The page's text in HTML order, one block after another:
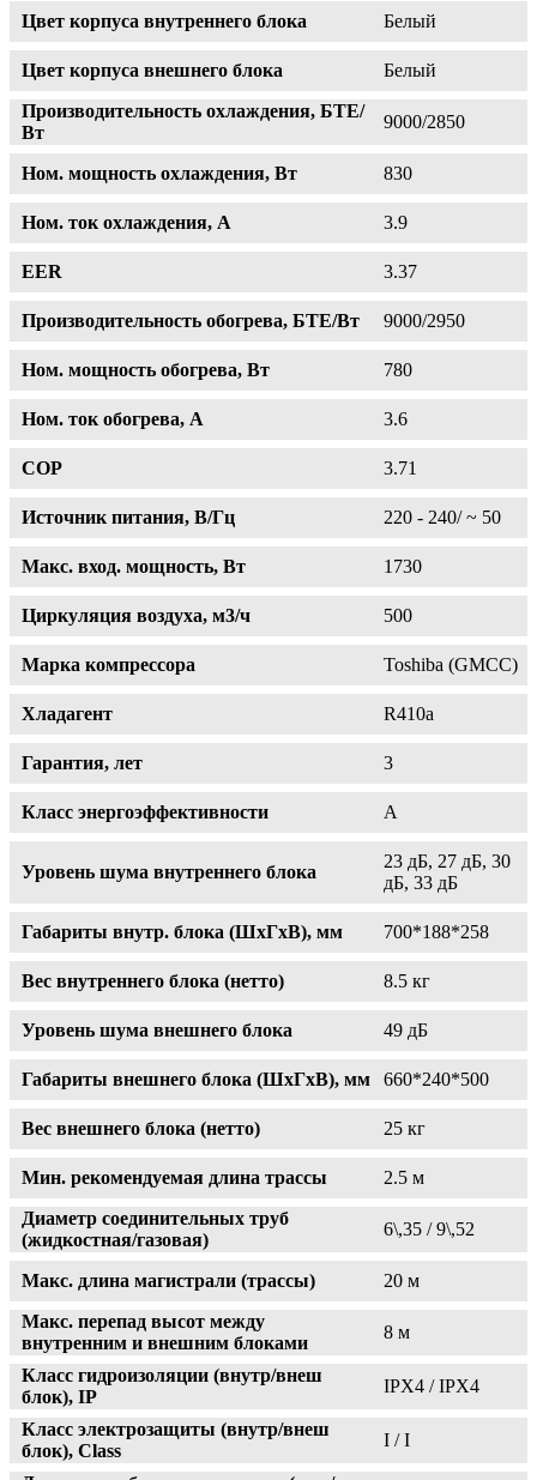
Цвет корпуса внутреннего блока Белый
Цвет корпуса внешнего блока
Белый
Производительность охлаждения, БТЕ/
Вт
9000/2850
Ном. мощность охлаждения, Вт 830
Ном. ток охлаждения, А 3.9
EER 3.37
Производительность обогрева, БТЕ/Вт 9000/2950
Ном. мощность обогрева, Вт 780
Ном. ток обогрева, А 3.6
COP 3.71
Источник питания, В/Гц 220 - 240/ ~ 50
Макс. вход. мощность, Вт 1730
Циркуляция воздуха, м3/ч 500
Марка компрессора Toshiba (GMCC)
Хладагент R410a
Гарантия, лет 3
Класс энергоэффективности A
Уровень шума внутреннего блока
23 дБ, 27 дБ, 30
дБ, 33 дБ
Габариты внутр. блока (ШxГxВ), мм 700*188*258
Вес внутреннего блока (нетто) 8.5 кг
Уровень шума внешнего блока 49 дБ
Габариты внешнего блока (ШxГxВ), мм 660*240*500
Вес внешнего блока (нетто) 25 кг
Мин. рекомендуемая длина трассы
2.5 м
Диаметр соединительных труб
(жидкостная/газовая)
6\,35 / 9\,52
Макс. длина магистрали (трассы)
20 м
Макс. перепад высот между
внутренним и внешним блоками
8 м
Класс гидроизоляции (внутр/внеш
блок), IP
IPX4 / IPX4
Класс электрозащиты (внутр/внеш
блок), Class
I / I